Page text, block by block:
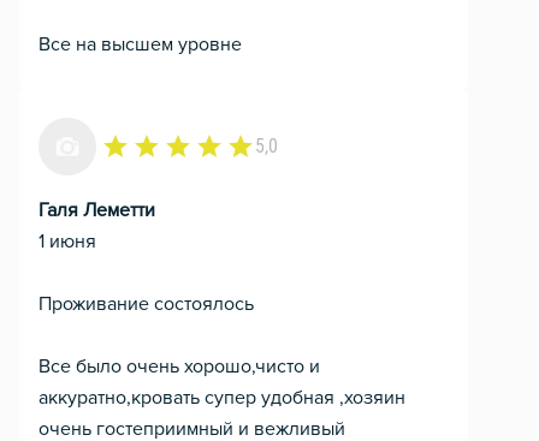
Все на высшем уровне
5,0
Галя Леметти
1 июня
Проживание состоялось
Все было очень хорошо,чисто и
аккуратно,кровать супер удобная ,хозяин
очень гостеприимный и вежливый